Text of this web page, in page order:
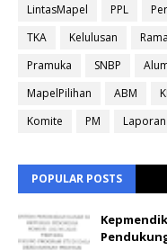
LintasMapel
PPL
TKA
Kelulusan
Pramuka
SNBP
MapelPilihan
ABM
Komite
PM Laporan
POPULAR POSTS